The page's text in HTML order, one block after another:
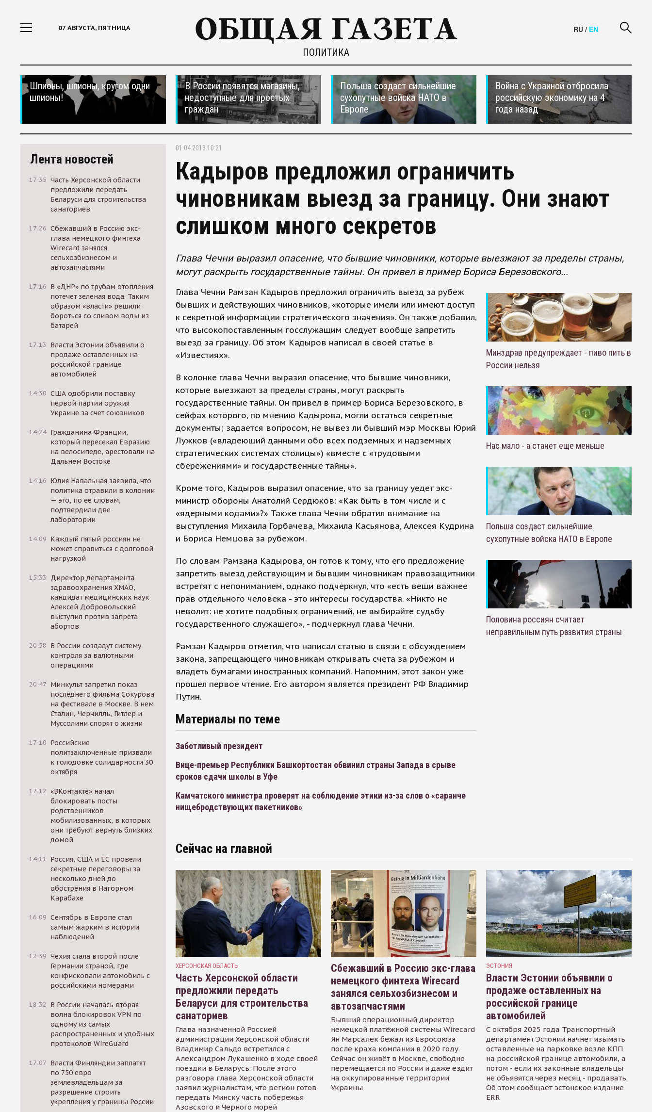
07 АВГУСТА, ПЯТНИЦА
ПОЛИТИКА
RU / EN
Шпионы, шпионы, кругом одни
шпионы!
В России появятся магазины,
недоступные для простых
граждан
Польша создаст сильнейшие
сухопутные войска НАТО в
Европе
Война с Украиной отбросила
российскую экономику на 4
года назад
Лента новостей
17:35 Часть Херсонской области
предложили передать
Беларуси для строительства
санаториев
17:26 Сбежавший в Россию экс-
глава немецкого финтеха
Wirecard занялся
сельхозбизнесом и
автозапчастями
17:16 В «ДНР» по трубам отопления
потечет зеленая вода. Таким
образом «власти» решили
бороться со сливом воды из
батарей
17:13
Власти Эстонии объявили о
продаже оставленных на
российской границе
автомобилей
14:30 США одобрили поставку
первой партии оружия
Украине за счет союзников
14:24 Гражданина Франции,
который пересекал Евразию
на велосипеде, арестовали на
Дальнем Востоке
14:16 Юлия Навальная заявила, что
политика отравили в колонии
— это, по ее словам,
подтвердили две
лаборатории
14:09 Каждый пятый россиян не
может справиться с долговой
нагрузкой
15:33
Директор департамента
здравоохранения ХМАО,
кандидат медицинских наук
Алексей Добровольский
выступил против запрета
абортов
20:58
В России создадут систему
контроля за валютными
операциями
20:47 Минкульт запретил показ
последнего фильма Сокурова
на фестивале в Москве. В нем
Сталин, Черчилль, Гитлер и
Муссолини спорят о жизни
17:10 Российские
политзаключенные призвали
к голодовке солидарности 30
октября
17:12 «ВКонтакте» начал
блокировать посты
родственников
мобилизованных, в которых
они требуют вернуть близких
домой
14:11
Россия, США и ЕС провели
секретные переговоры за
несколько дней до
обострения в Нагорном
Карабахе
16:09 Сентябрь в Европе стал
самым жарким в истории
наблюдений
12:39 Чехия стала второй после
Германии страной, где
конфисковали автомобиль с
российскими номерами
18:32
В России началась вторая
волна блокировок VPN по
одному из самых
распространенных и удобных
протоколов WireGuard
17:07 Власти Финляндии заплатят
по 750 евро
землевладельцам за
разрешение строить
укрепления у границы России
01.04.2013 10:21
Кадыров предложил ограничить
чиновникам выезд за границу. Они знают
слишком много секретов
Глава Чечни выразил опасение, что бывшие чиновники, которые выезжают за пределы страны,
могут раскрыть государственные тайны. Он привел в пример Бориса Березовского...
Глава Чечни Рамзан Кадыров предложил ограничить выезд за рубеж
бывших и действующих чиновников, «которые имели или имеют доступ
к секретной информации стратегического значения». Он также добавил,
что высокопоставленным госслужащим следует вообще запретить
выезд за границу. Об этом Кадыров написал в своей статье в
«Известиях».
В колонке глава Чечни выразил опасение, что бывшие чиновники,
которые выезжают за пределы страны, могут раскрыть
государственные тайны. Он привел в пример Бориса Березовского, в
сейфах которого, по мнению Кадырова, могли остаться секретные
документы; задается вопросом, не вывез ли бывший мэр Москвы Юрий
Лужков («владеющий данными обо всех подземных и надземных
стратегических системах столицы») «вместе с «трудовыми
сбережениями» и государственные тайны».
Кроме того, Кадыров выразил опасение, что за границу уедет экс-
министр обороны Анатолий Сердюков: «Как быть в том числе и с
«ядерными кодами»?» Также глава Чечни обратил внимание на
выступления Михаила Горбачева, Михаила Касьянова, Алексея Кудрина
и Бориса Немцова за рубежом.
По словам Рамзана Кадырова, он готов к тому, что его предложение
запретить выезд действующим и бывшим чиновникам правозащитники
встретят с непониманием, однако подчеркнул, что «есть вещи важнее
прав отдельного человека - это интересы государства. «Никто не
неволит: не хотите подобных ограничений, не выбирайте судьбу
государственного служащего», - подчеркнул глава Чечни.
Рамзан Кадыров отметил, что написал статью в связи с обсуждением
закона, запрещающего чиновникам открывать счета за рубежом и
владеть бумагами иностранных компаний. Напомним, этот закон уже
прошел первое чтение. Его автором является президент РФ Владимир
Путин.
Материалы по теме
Заботливый президент
Вице-премьер Республики Башкортостан обвинил страны Запада в срыве
сроков сдачи школы в Уфе
Камчатского министра проверят на соблюдение этики из-за слов о «саранче
нищебродствующих пакетников»
Минздрав предупреждает - пиво пить в
России нельзя
Нас мало - а станет еще меньше
Польша создаст сильнейшие
сухопутные войска НАТО в Европе
Половина россиян считает
неправильным путь развития страны
Сейчас на главной
ХЕРСОНСКАЯ ОБЛАСТЬ
Часть Херсонской области
предложили передать
Беларуси для строительства
санаториев
Глава назначенной Россией
администрации Херсонской области
Владимир Сальдо встретился с
Александром Лукашенко в ходе своей
поездки в Беларусь. После этого
разговора глава Херсонской области
заявил журналистам, что регион готов
передать Минску часть побережья
Азовского и Черного морей
Сбежавший в Россию экс-глава
немецкого финтеха Wirecard
занялся сельхозбизнесом и
автозапчастями
Бывший операционный директор
немецкой платёжной системы Wirecard
Ян Марсалек бежал из Евросоюза
после краха компании в 2020 году.
Сейчас он живёт в Москве, свободно
перемещается по России и даже ездит
на оккупированные территории
Украины
ЭСТОНИЯ
Власти Эстонии объявили о
продаже оставленных на
российской границе
автомобилей
С октября 2025 года Транспортный
департамент Эстонии начнет изымать
оставленные на парковке возле КПП
на российской границе автомобили, а
потом - если их законные владельцы
не объявятся через месяц - продавать.
Об этом сообщает эстонское издание
ERR